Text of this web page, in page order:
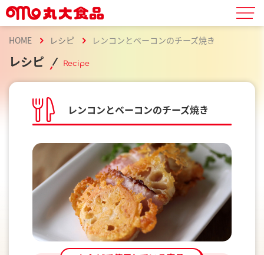
HOME レシピ レンコンとベーコンのチーズ焼き
レシピ Recipe
レンコンとベーコンのチーズ焼き